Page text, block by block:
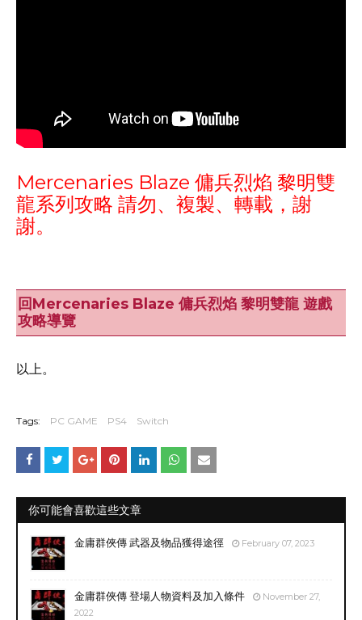
Mercenaries Blaze 傭兵烈焰 黎明雙
龍系列攻略 請勿、複製、轉載，謝
謝。
回Mercenaries Blaze 傭兵烈焰 黎明雙龍 遊戲
攻略導覽
以上。
Tags: PC GAME PS4 Switch
你可能會喜歡這些文章
金庸群俠傳 武器及物品獲得途徑 February 07, 2023
金庸群俠傳 登場人物資料及加入條件
November 27,
2022